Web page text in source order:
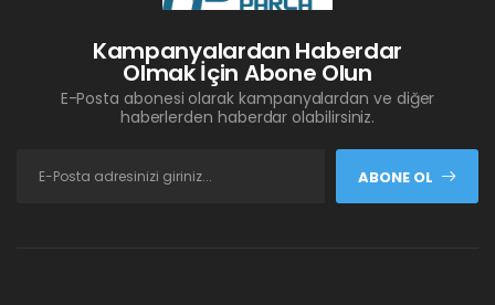
Kampanyalardan Haberdar
Olmak İçin Abone Olun
E-Posta abonesi olarak kampanyalardan ve diğer
haberlerden haberdar olabilirsiniz.
ABONE OL